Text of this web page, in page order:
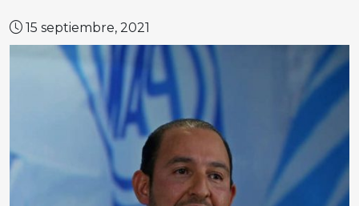
15 septiembre, 2021